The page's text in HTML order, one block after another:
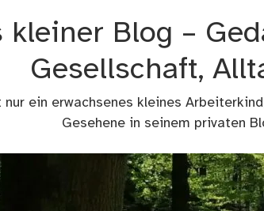
kleiner Blog –
Gesellschaft,
nur ein erwachsenes kleines
Gesehene in seinem privaten